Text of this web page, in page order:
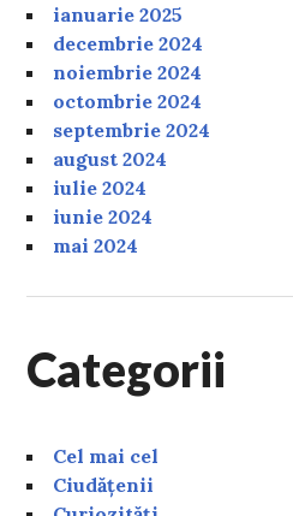
ianuarie 2025
decembrie 2024
noiembrie 2024
octombrie 2024
septembrie 2024
august 2024
iulie 2024
iunie 2024
mai 2024
Categorii
Cel mai cel
Ciudățenii